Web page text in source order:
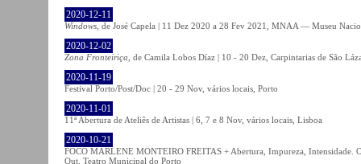
2020-12-11
Windows , de José Capela | 11 Dez 2020 a 28 Fev 2021, MNAA — Museu
2020-12-02
Zona Fronteiriça , de Camila Lobos Díaz | 10 - 20 Dez, Carpintarias de São
2020-11-19
Festival Porto/Post/Doc | 20 - 29 Nov, vários locais, Porto
2020-11-01
11ª Abertura de Ateliês de Artistas | 6, 7 e 8 Nov, vários locais, Lisboa
2020-10-21
FOCO MARLENE MONTEIRO FREITAS + Abertura, Impureza, Intensidade.
Out, Teatro Municipal do Porto